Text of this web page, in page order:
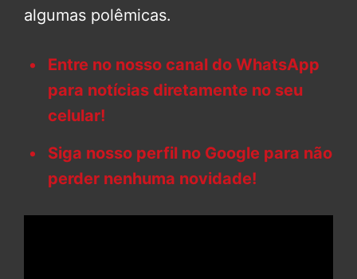
algumas polêmicas.
Entre no nosso canal do WhatsApp
para notícias diretamente no seu
celular!
Siga nosso perfil no Google para não
perder nenhuma novidade!